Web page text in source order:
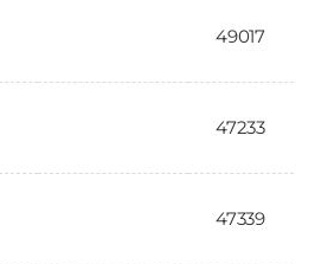
49017
47233
47339